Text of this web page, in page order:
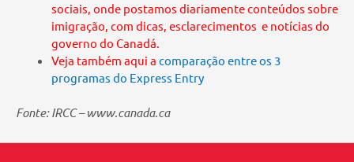
sociais, onde postamos diariamente conteúdos sobre
imigração, com dicas, esclarecimentos e notícias do
governo do Canadá.
Veja também aqui a comparação entre os 3
programas do Express Entry
Fonte: IRCC – www.canada.ca